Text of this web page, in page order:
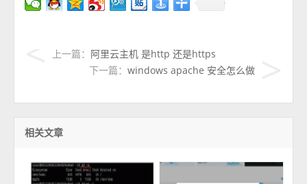
上一篇： 阿里云主机 是http 还是https
下一篇： windows apache 安全怎么做
相关文章